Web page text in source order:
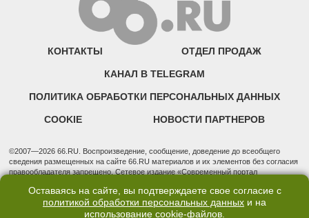
КОНТАКТЫ ОТДЕЛ ПРОДАЖ
КАНАЛ В TELEGRAM
ПОЛИТИКА ОБРАБОТКИ ПЕРСОНАЛЬНЫХ ДАННЫХ
COOKIE НОВОСТИ ПАРТНЕРОВ
©2007—2026 66.RU. Воспроизведение, сообщение, доведение до всеобщего
сведения размещенных на сайте 66.RU материалов и их элементов без согласия
правообладателя запрещено. Сетевое издание «Современный портал
надзору в сфере связи, информационных технологий и массовых коммуникаций
(Роскомнадзор). Регистрационный номер ЭЛ № ФС 77 - 76634 от 02.09.2019
Учредитель: Общество с ограниченной ответственностью "66.ру". Юридический
Оставаясь на сайте, вы подтверждаете свое согласие с
политикой обработки персональных данных и на
использование cookie-файлов.